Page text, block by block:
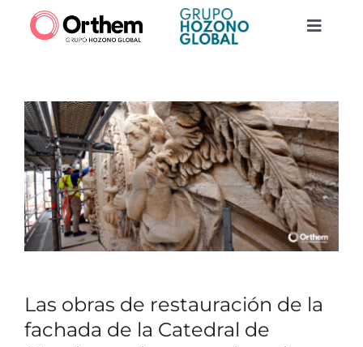
Toggle
Construcción
Servicios
Actualidad
Trabaja con nosotros
Las obras de restauración de la
fachada de la Catedral de